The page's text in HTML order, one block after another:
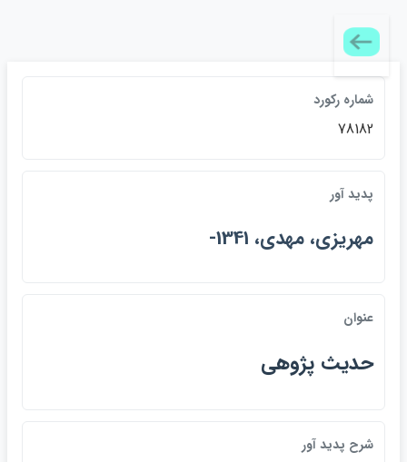
شماره ركورد
78182
پديد آور
مهريزي، مهدي، 1341-
عنوان
حديث پژوهي
شرح پديد آور